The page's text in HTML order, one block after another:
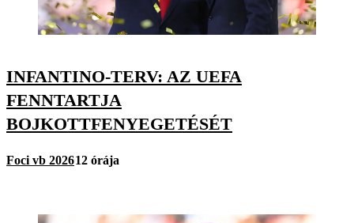
INFANTINO-TERV: AZ UEFA
FENNTARTJA
BOJKOTTFENYEGETÉSÉT
Foci vb 202612 órája